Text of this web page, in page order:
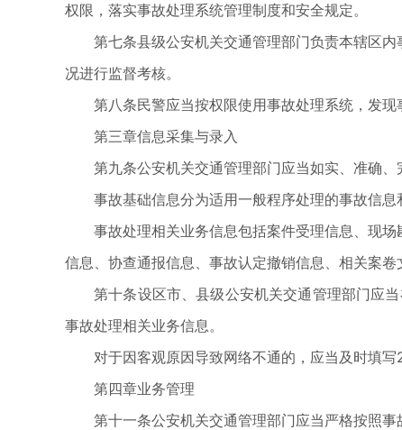
权限，落实事故处理系统管理制度和安全规定。
第七条县级公安机关交通管理部门负责本辖区
况进行监督考核。
第八条民警应当按权限使用事故处理系统，发
第三章信息采集与录入
第九条公安机关交通管理部门应当如实、准确
事故基础信息分为适用一般程序处理的事故信息
事故处理相关业务信息包括案件受理信息、现
信息、协查通报信息、事故认定撤销信息、相关案卷
第十条设区市、县级公安机关交通管理部门应
事故处理相关业务信息。
对于因客观原因导致网络不通的，应当及时填
第四章业务管理
第十一条公安机关交通管理部门应当严格按照